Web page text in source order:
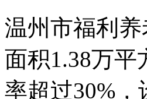
温州市福利
面积1.38万平
率超过30%